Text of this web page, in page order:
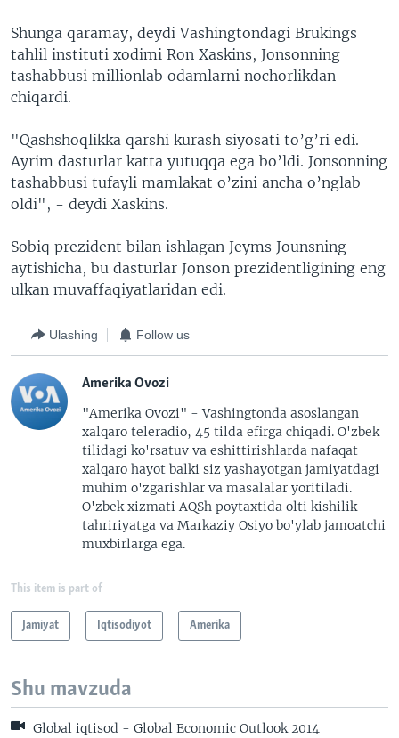
Shunga qaramay, deydi Vashingtondagi Brukings
tahlil instituti xodimi Ron Xaskins, Jonsonning
tashabbusi millionlab odamlarni nochorlikdan
chiqardi.
"Qashshoqlikka qarshi kurash siyosati to’g’ri edi.
Ayrim dasturlar katta yutuqqa ega bo’ldi. Jonsonning
tashabbusi tufayli mamlakat o’zini ancha o’nglab
oldi", - deydi Xaskins.
Sobiq prezident bilan ishlagan Jeyms Jounsning
aytishicha, bu dasturlar Jonson prezidentligining eng
ulkan muvaffaqiyatlaridan edi.
Ulashing Follow us
Amerika Ovozi
"Amerika Ovozi" - Vashingtonda asoslangan
xalqaro teleradio, 45 tilda efirga chiqadi. O'zbek
tilidagi ko'rsatuv va eshittirishlarda nafaqat
xalqaro hayot balki siz yashayotgan jamiyatdagi
muhim o'zgarishlar va masalalar yoritiladi.
O'zbek xizmati AQSh poytaxtida olti kishilik
tahririyatga va Markaziy Osiyo bo'ylab jamoatchi
muxbirlarga ega.
This item is part of
Jamiyat Iqtisodiyot Amerika
Shu mavzuda
Global iqtisod - Global Economic Outlook 2014